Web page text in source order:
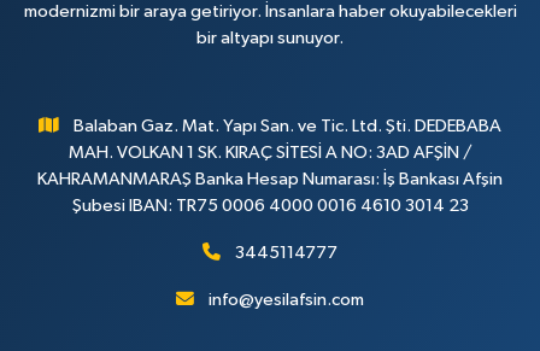
modernizmi bir araya getiriyor. İnsanlara haber okuyabilecekleri
bir altyapı sunuyor.
Balaban Gaz. Mat. Yapı San. ve Tic. Ltd. Şti. DEDEBABA
MAH. VOLKAN 1 SK. KIRAÇ SİTESİ A NO: 3AD AFŞİN /
KAHRAMANMARAŞ Banka Hesap Numarası: İş Bankası Afşin
Şubesi IBAN: TR75 0006 4000 0016 4610 3014 23
3445114777
info@yesilafsin.com